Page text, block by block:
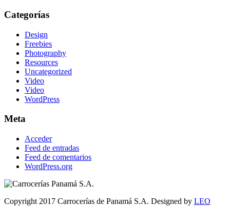
Categorías
Design
Freebies
Photography
Resources
Uncategorized
Video
Video
WordPress
Meta
Acceder
Feed de entradas
Feed de comentarios
WordPress.org
Copyright 2017 Carrocerías de Panamá S.A. Designed by LEO